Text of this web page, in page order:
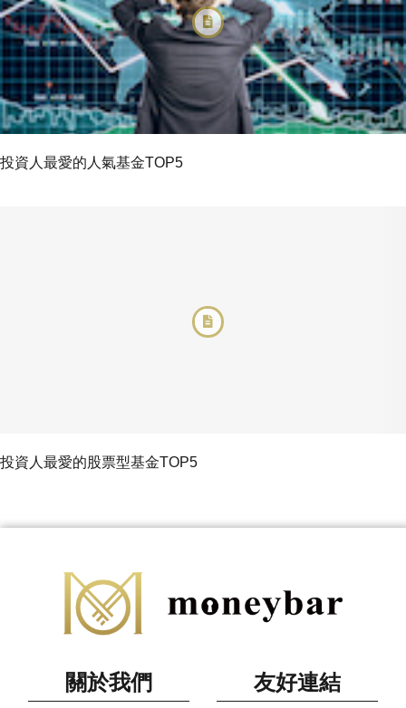
投資人最愛的人氣基金TOP5
投資人最愛的股票型基金TOP5
關於我們 友好連結